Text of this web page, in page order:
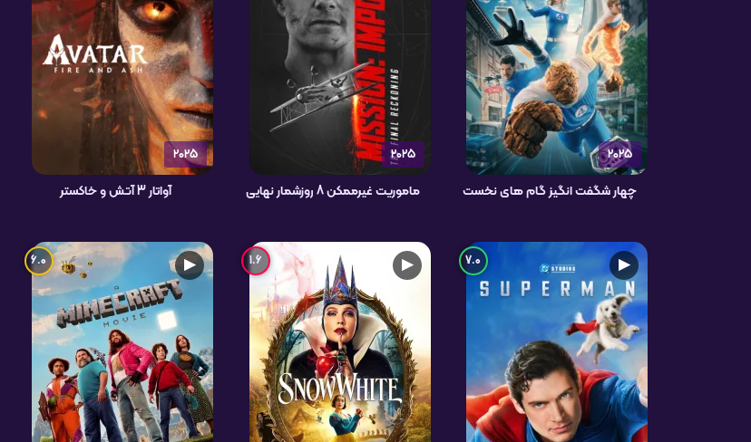
2025
چهار شگفت انگیز گام های نخست
2025
ماموریت غیرممکن 8 روزشمار نهایی
2025
آواتار 3 آتش و خاکستر
▶
7.0
▶
1.6
▶
6.0